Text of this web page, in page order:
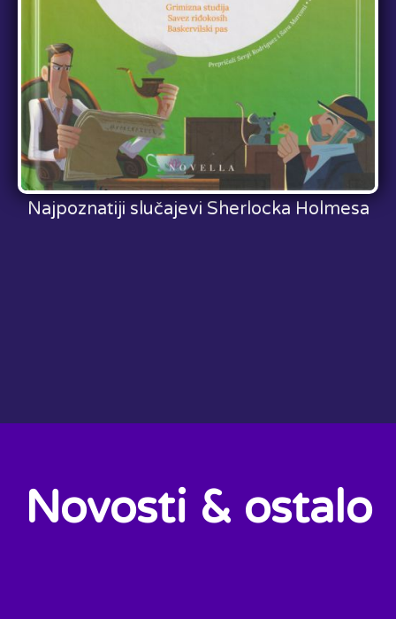
Najpoznatiji slučajevi Sherlocka Holmesa
Novosti & ostalo